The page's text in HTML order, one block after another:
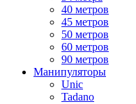
40 метров
45 метров
50 метров
60 метров
90 метров
Манипуляторы
Unic
Tadano